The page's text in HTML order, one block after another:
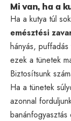
Mi van, ha a
Ha a kutya túl
emésztési
hányás,
ezek a tünetek
Biztosítsunk
Ha a tünetek
azonnal